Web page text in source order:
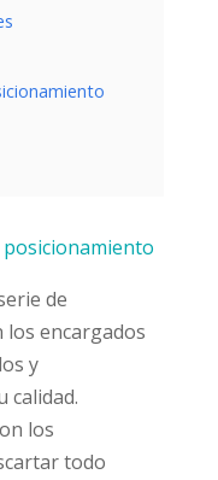
de
los encargados
y
calidad.
los
todo